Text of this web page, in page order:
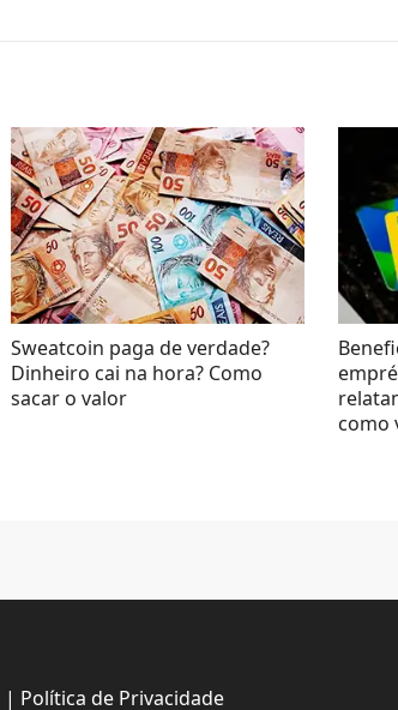
Sweatcoin paga de verdade?
Dinheiro cai na hora? Como
sacar o valor
como
| Política de Privacidade